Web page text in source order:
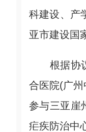
科建设、产
亚市建设国
根据协议
合医院(广
参与三亚崖
疟疾防治中